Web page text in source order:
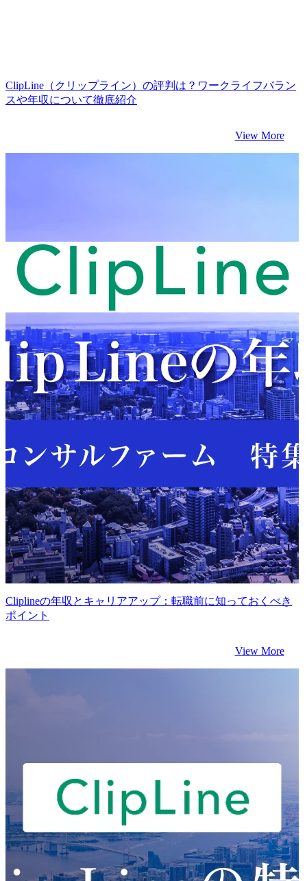
ClipLine（クリップライン）の評判は？ワークライフバラン
スや年収について徹底紹介
View More
Cliplineの年収とキャリアアップ：転職前に知っておくべき
ポイント
View More